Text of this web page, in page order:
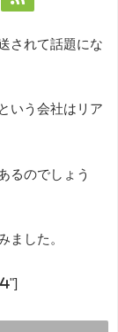
されて話題にな
いう会社はリア
るのでしょう
ました。